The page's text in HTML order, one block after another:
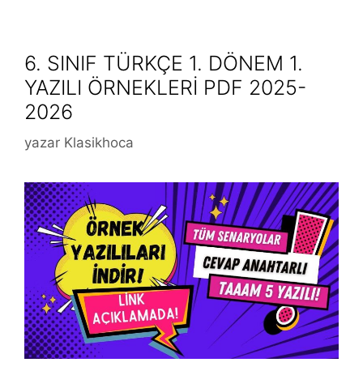
6. SINIF TÜRKÇE 1. DÖNEM 1.
YAZILI ÖRNEKLERİ PDF 2025-
2026
yazar Klasikhoca